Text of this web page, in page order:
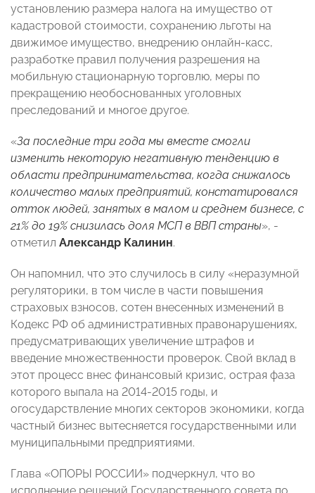
установлению размера налога на имущество от
кадастровой стоимости, сохранению льготы на
движимое имущество, внедрению онлайн-касс,
разработке правил получения разрешения на
мобильную стационарную торговлю, меры по
прекращению необоснованных уголовных
преследований и многое другое.
«За последние три года мы вместе смогли
изменить некоторую негативную тенденцию в
области предпринимательства, когда снижалось
количество малых предприятий, констатировался
отток людей, занятых в малом и среднем бизнесе, с
21% до 19% снизилась доля МСП в ВВП страны», -
отметил Александр Калинин.
Он напомнил, что это случилось в силу «неразумной
регуляторики, в том числе в части повышения
страховых взносов, сотен внесенных изменений в
Кодекс РФ об административных правонарушениях,
предусматривающих увеличение штрафов и
введение множественности проверок. Свой вклад в
этот процесс внес финансовый кризис, острая фаза
которого выпала на 2014-2015 годы, и
огосударствление многих секторов экономики, когда
частный бизнес вытесняется государственными или
муниципальными предприятиями.
Глава «ОПОРЫ РОССИИ» подчеркнул, что во